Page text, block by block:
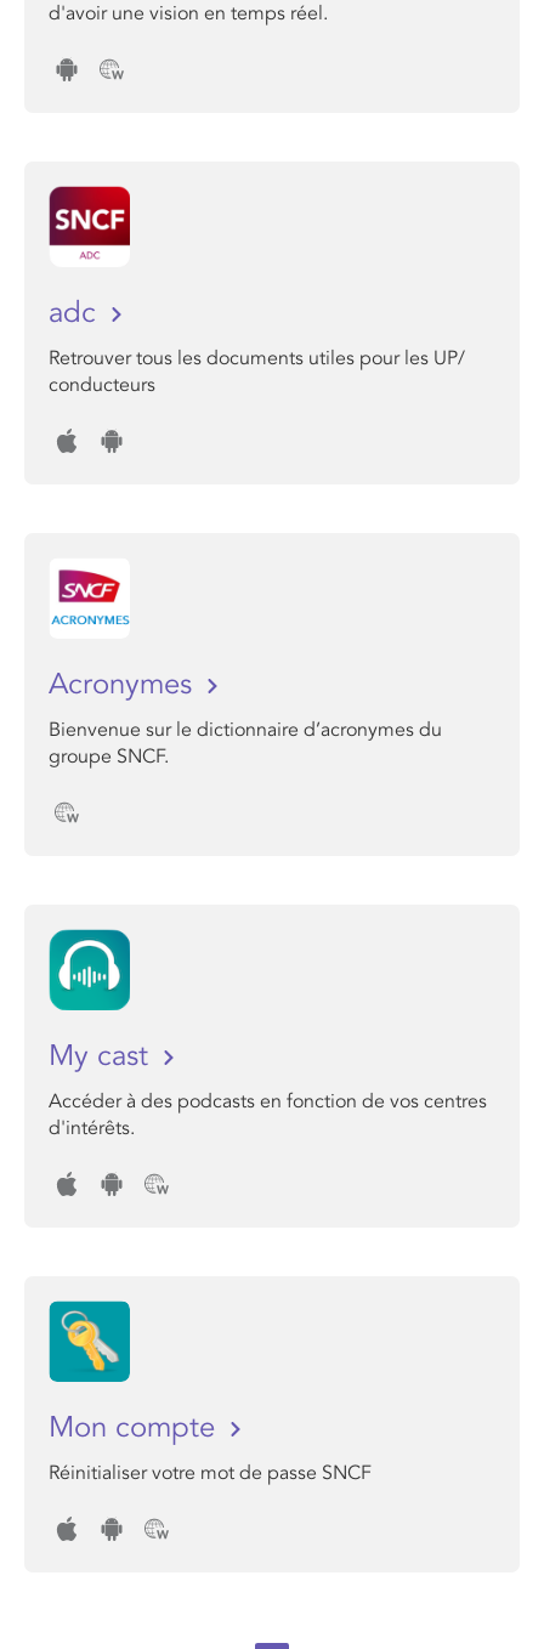
d'avoir une vision en temps réel.
adc
Retrouver tous les documents utiles pour les UP/
conducteurs
Acronymes
Bienvenue sur le dictionnaire d’acronymes du
groupe SNCF.
My cast
Accéder à des podcasts en fonction de vos centres
d'intérêts.
Mon compte
Réinitialiser votre mot de passe SNCF